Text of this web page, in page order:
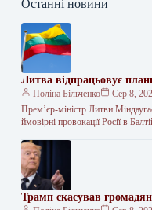
Останні новини
Литва відпрацьовує
Поліна Більченко
Сер 8,
Прем’єр-міністр Литви
ймовірні провокації Росії в
Трамп скасував